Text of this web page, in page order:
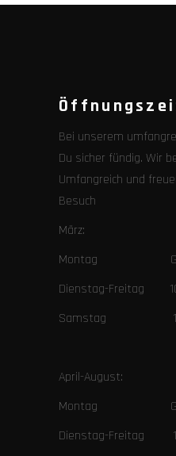
Bei unserem
Du sicher fündig. Wir
Umfangreich und
Besuch
März:
Montag
Dienstag-Freitag
Samstag
April-August:
Montag
Dienstag-Freitag